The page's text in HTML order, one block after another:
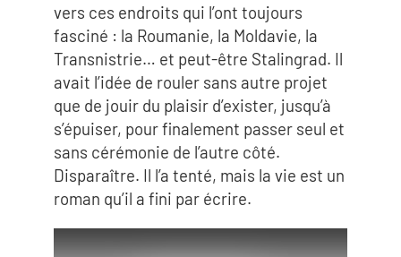
vers ces endroits qui l’ont toujours
fasciné : la Roumanie, la Moldavie, la
Transnistrie… et peut-être Stalingrad. Il
avait l’idée de rouler sans autre projet
que de jouir du plaisir d’exister, jusqu’à
s’épuiser, pour finalement passer seul et
sans cérémonie de l’autre côté.
Disparaître. Il l’a tenté, mais la vie est un
roman qu’il a fini par écrire.